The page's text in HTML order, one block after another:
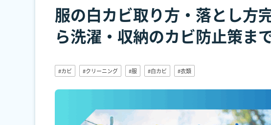
服の白カビ取り方・落とし方
ら洗濯・収納のカビ防止策ま
#カビ #クリーニング #服 #白カビ #衣類